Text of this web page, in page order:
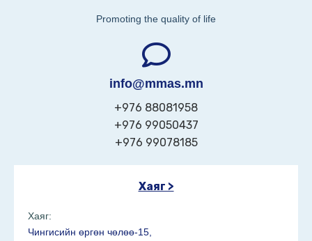
Promoting the quality of life
info@mmas.mn
+976 88081958
+976 99050437
+976 99078185
Хаяг >
Хаяг:
Чингисийн өргөн чөлөө-15,